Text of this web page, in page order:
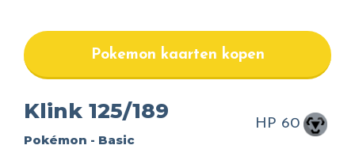
Pokemon kaarten kopen
Klink 125/189
Pokémon - Basic
HP 60